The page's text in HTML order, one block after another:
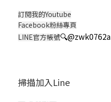
訂閱我的Youtube
Facebook粉絲專頁
LINE官方帳號🔍@zwk0762a
掃描加入Line